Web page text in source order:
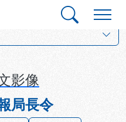
影像
局長令